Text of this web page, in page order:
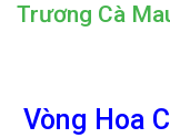
Trương Cà
Vòng Hoa